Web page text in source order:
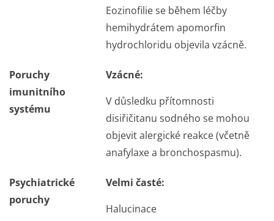
Eozinofilie se během léčby
hemihydrátem apomorfin
hydrochloridu objevila vzácně.
Poruchy
imunitního
systému
Vzácné:
V důsledku přítomnosti
disiřičitanu sodného se mohou
objevit alergické reakce (včetně
anafylaxe a bronchospasmu).
Psychiatrické
poruchy
Velmi časté:
Halucinace